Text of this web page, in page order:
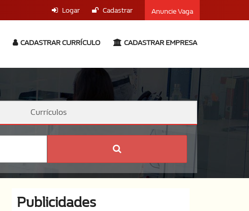
Logar Cadastrar Anuncie Vaga
CADASTRAR CURRÍCULO CADASTRAR EMPRESA
Currículos
Publicidades